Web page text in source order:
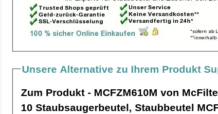
Unsere Alternative zu Ihrem Produkt
Zum Produkt - MCFZM610M von
10 Staubsaugerbeutel, Staubbeutel MCFZM610M pro